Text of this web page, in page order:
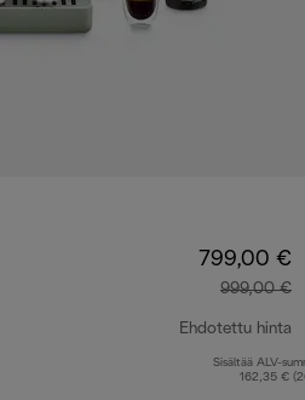
799,00 €
999,00 €
Ehdotettu hinta
Sisältää ALV-
162,35 €